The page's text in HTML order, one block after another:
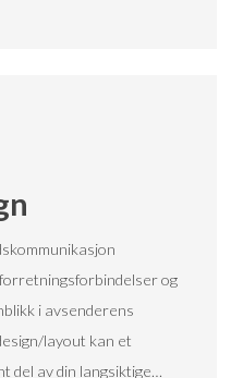
og
i avsenderens
layout kan et
del av din langsiktige…